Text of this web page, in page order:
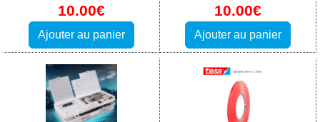
10.00€
Ajouter au panier
10.00€
Ajouter au panier